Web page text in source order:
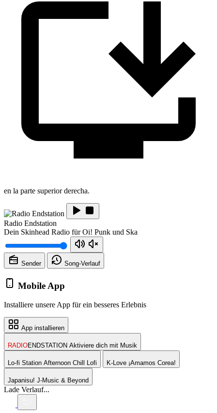
en la parte superior derecha.
Radio Endstation
Dein Skinhead Radio für Oi! Punk und Ska
Sender Song-Verlauf
Mobile App
Installiere unsere App für ein besseres Erlebnis
App installieren
RADIOENDSTATION Aktiviere dich mit Musik
Lo-fi Station Afternoon Chill Lofi K-Love ¡Amamos Corea!
Japanisu! J-Music & Beyond
Lade Verlauf...